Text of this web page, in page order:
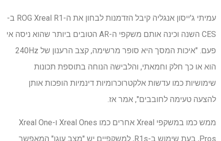
עמיתי ג'ייסון אנגליה קיבל הזדמנות לבחון את ה-ROG Xreal R1 ב-
CES השנה וכינה אותם משקפי ה-AR הטובים ביותר שהוא ניסה אי
פעם. "איכות המסך היא סופר מרשימה, קצב הרענון של 240Hz
הוא או כך חלק וחמאתי, והלבישה הנוחה בתוספת תכונות
שימושיות כמו עדשות אלקטרוכרומיות דינמיות הופכות אותן
להצעה טעימה לחובבים", אמר אז.
ממש כמו במשקפי Xreal אחרים כמו Xreal Ones ו-Xreal One
Pros, בעת שימוש ב-R1s, למשקפיים יש "מצב עוגן" המאפשר